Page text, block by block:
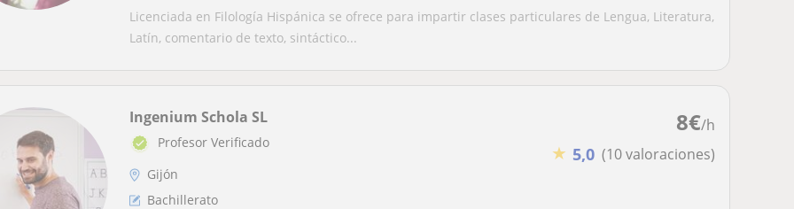
Licenciada en Filología Hispánica se ofrece para impartir clases particulares de Lengua, Literatura,
Latín, comentario de texto, sintáctico...
8€/h
★ 5,0 (10 valoraciones)
Ingenium Schola SL
Profesor Verificado
Gijón
Bachillerato